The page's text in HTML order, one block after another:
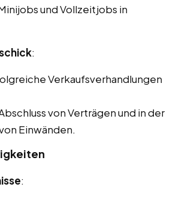
und Vollzeitjobs in
:
Verkaufsverhandlungen
von Verträgen und in der
Einwänden.
: